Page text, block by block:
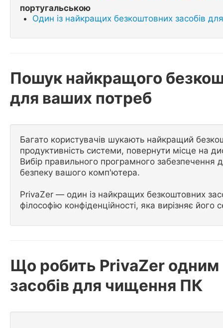
португальською
Один із найкращих безкоштовних засобів
Пошук найкращого
для ваших потреб
Багато користувачів шукають найкращий
продуктивність системи, повернути місце на
Вибір правильного програмного
безпеку вашого комп'ютера.
PrivaZer — один із найкращих безкоштовних
філософію конфіденційності, яка вирізняє його
Що робить PrivaZer одним
засобів для чищення ПК